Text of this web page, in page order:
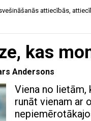
attiecībās
kas
Andersons
Viena no lietām,
runāt vienam ar